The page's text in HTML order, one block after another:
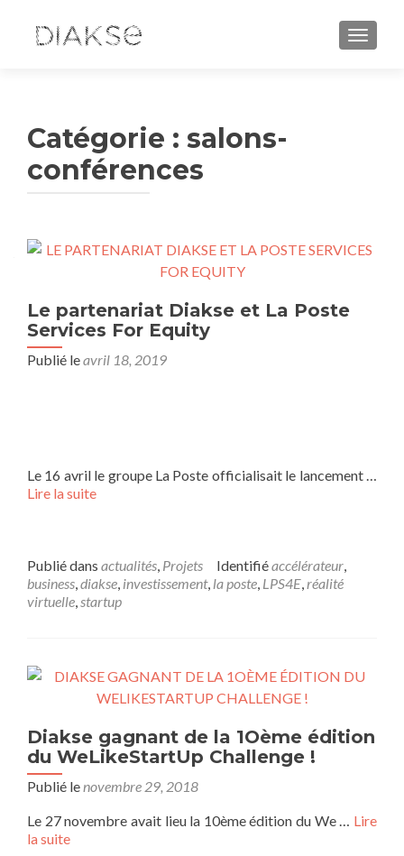
Catégorie : salons-
conférences
Le partenariat Diakse et La Poste
Services For Equity
Publié leavril 18, 2019
Le 16 avril le groupe La Poste officialisait le lancement …
Lire la suite
Publié dans actualités, Projets Identifiéaccélérateur,
business,diakse, investissement, la poste, LPS4E,réalité
virtuelle,startup
Diakse gagnant de la 1Oème édition
du WeLikeStartUp Challenge !
Publié lenovembre 29, 2018
Le 27 novembre avait lieu la 10ème édition du We … Lire
la suite